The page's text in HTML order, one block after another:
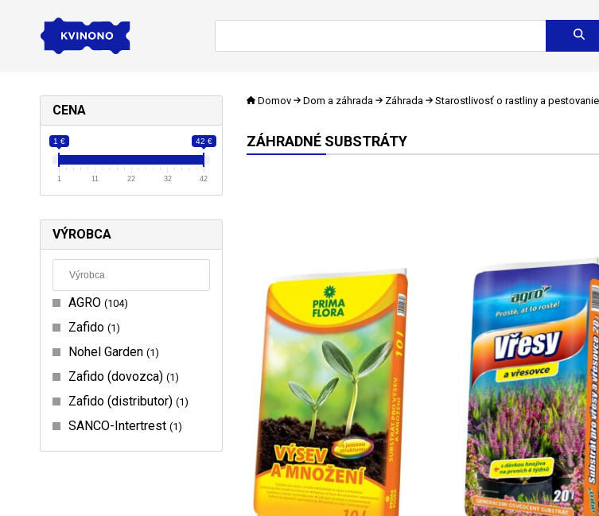
CENA
1 € 42 €
1 11 22 32 42
VÝROBCA
AGRO 104
Zafido 1
Nohel Garden 1
Zafido (dovozca) 1
Zafido (distributor) 1
SANCO-Intertrest 1
Domov Dom a záhrada Záhrada Starostlivosť o rastliny a
ZÁHRADNÉ SUBSTRÁTY